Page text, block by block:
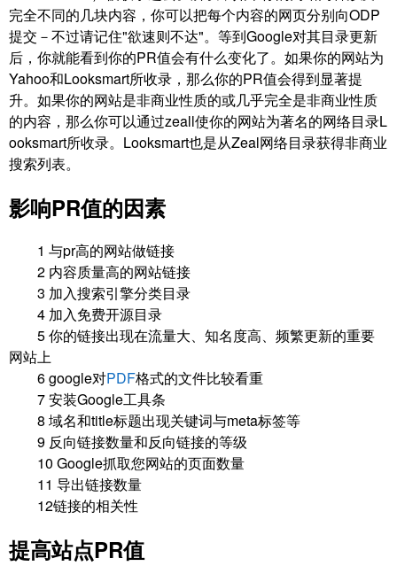
完全不同的几块内容，你可以把每个内容的网页分别向ODP
提交－不过请记住"欲速则不达"。等到Google对其目录更新
后，你就能看到你的PR值会有什么变化了。如果你的网站为
Yahoo和Looksmart所收录，那么你的PR值会得到显著提
升。如果你的网站是非商业性质的或几乎完全是非商业性质
的内容，那么你可以通过zeall使你的网站为著名的网络目录L
ooksmart所收录。Looksmart也是从Zeal网络目录获得非商业
搜索列表。
影响PR值的因素
1 与pr高的网站做链接
2 内容质量高的网站链接
3 加入搜索引擎分类目录
4 加入免费开源目录
5 你的链接出现在流量大、知名度高、频繁更新的重要
网站上
6 google对PDF格式的文件比较看重
7 安装Google工具条
8 域名和title标题出现关键词与meta标签等
9 反向链接数量和反向链接的等级
10 Google抓取您网站的页面数量
11 导出链接数量
12链接的相关性
提高站点PR值